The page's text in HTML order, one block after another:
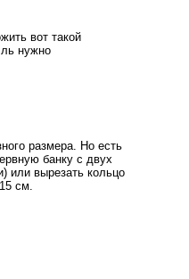
вот такой
ль нужно
размера. Но есть
банку с двух
или вырезать кольцо
см.